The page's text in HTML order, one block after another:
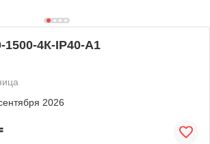
4К-IP40-A1
2026